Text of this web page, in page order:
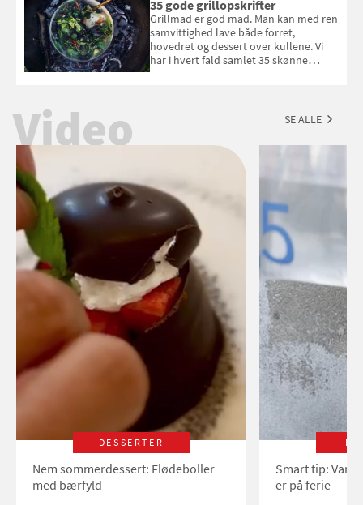
Esmeralda. Konkurrencen slutter 1.
september 2026.
35 gode grillopskrifter
Grillmad er god mad. Man kan med ren
samvittighed lave både forret,
hovedret og dessert over kullene. Vi
har i hvert fald samlet 35 skønne
Video SE ALLE
DESSERTER
Nem sommerdessert: Flødeboller
med bærfyld
Smart tip:
er på ferie